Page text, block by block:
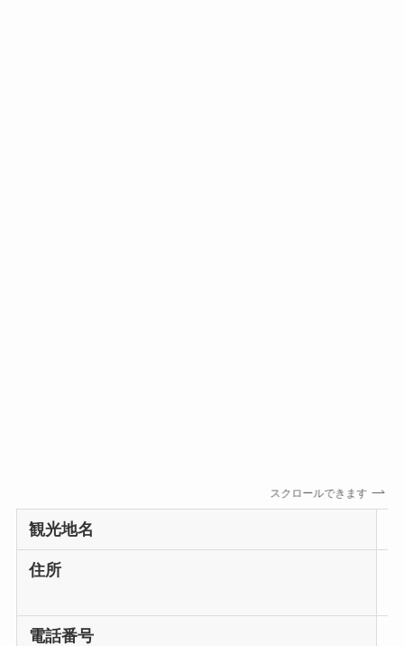
スクロールできます
観光地名
住所
電話番号